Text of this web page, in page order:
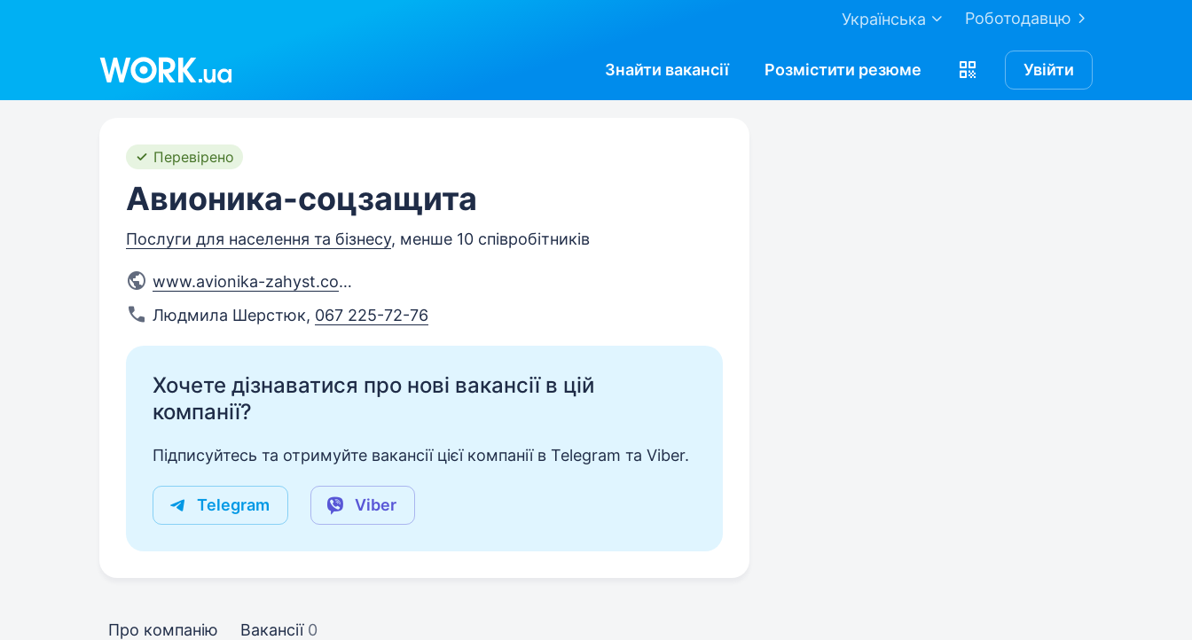
Роботодавцю
Українська
Знайти вакансії Розмістити резюме Увійти
Перевірено
Авионика-соцзащита
Послуги для населення та бізнесу, менше 10 співробітників
www.avionika-zahyst.com.ua
Людмила Шерстюк, 067 225-72-76
Хочете дізнаватися про нові вакансії в цій
компанії?
Підписуйтесь та отримуйте вакансії цієї компанії в Telegram та Viber.
Telegram Viber
Про компанію Вакансії 0